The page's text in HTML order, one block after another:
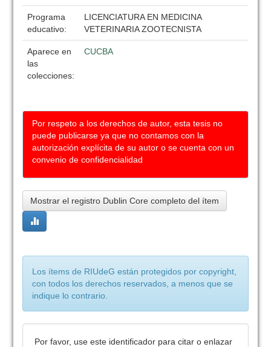
Programa
educativo:
LICENCIATURA EN MEDICINA
VETERINARIA ZOOTECNISTA
Aparece en
las
colecciones:
CUCBA
Por respeto a los derechos de autor, esta tesis no
puede publicarse ya que no contamos con la
autorización explícita de su autor o se cuenta con un
convenio de confidencialidad
Mostrar el registro Dublin Core completo del ítem
Los ítems de RIUdeG están protegidos por copyright,
con todos los derechos reservados, a menos que se
indique lo contrario.
Por favor, use este identificador para citar o enlazar